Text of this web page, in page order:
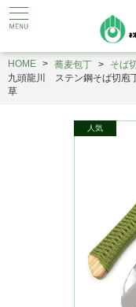
HOME 蕎麦包丁
そば
九頭龍川 ステン鋼そば切
草